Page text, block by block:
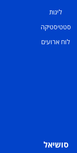
ליגות
סטטיסטיקה
לוח ארועים
סושיאל